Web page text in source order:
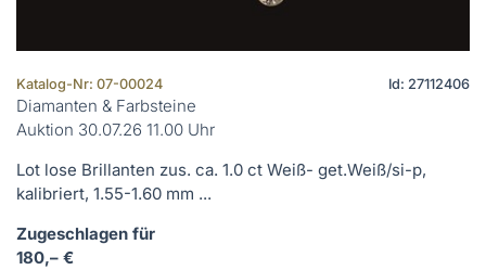
Katalog-Nr: 07-00024 Id: 27112406
Diamanten & Farbsteine
Auktion 30.07.26 11.00 Uhr
Lot lose Brillanten zus. ca. 1.0 ct Weiß- get.Weiß/si-p,
kalibriert, 1.55-1.60 mm ...
Zugeschlagen für
180,– €